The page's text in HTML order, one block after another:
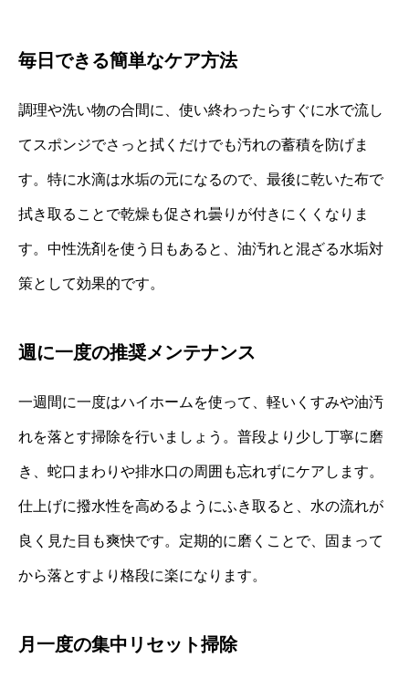
毎日できる簡単なケア方法
調理や洗い物の合間に、使い終わったらすぐに水で流し
てスポンジでさっと拭くだけでも汚れの蓄積を防げま
す。特に水滴は水垢の元になるので、最後に乾いた布で
拭き取ることで乾燥も促され曇りが付きにくくなりま
す。中性洗剤を使う日もあると、油汚れと混ざる水垢対
策として効果的です。
週に一度の推奨メンテナンス
一週間に一度はハイホームを使って、軽いくすみや油汚
れを落とす掃除を行いましょう。普段より少し丁寧に磨
き、蛇口まわりや排水口の周囲も忘れずにケアします。
仕上げに撥水性を高めるようにふき取ると、水の流れが
良く見た目も爽快です。定期的に磨くことで、固まって
から落とすより格段に楽になります。
月一度の集中リセット掃除